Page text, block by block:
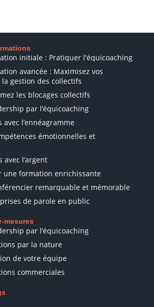
initiale : Pratiquer l'équicoaching
avancée : Maximisez vos
gestion des collectifs
les blocages collectifs
par l’équicoaching
avec l’ennéagramme
émotionnelles et
avec l’argent
une formation enrichissante
remarquable et mémorable
de parole en public
mesures
par l’équicoaching
par la nature
de votre équipe
commerciales